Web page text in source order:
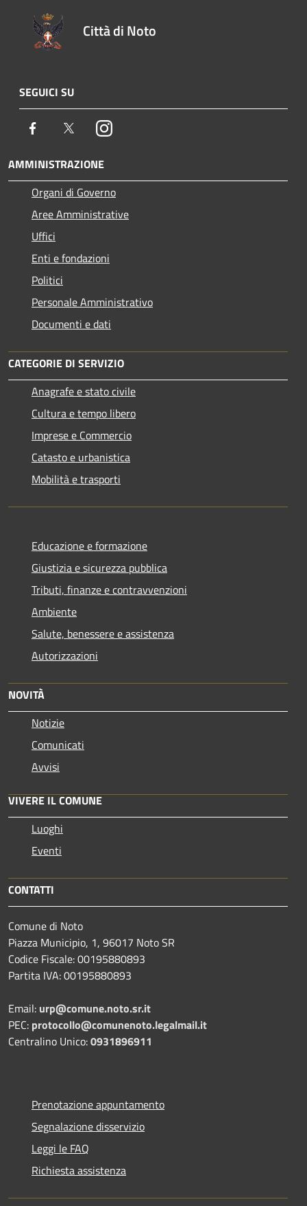
Città di Noto
SEGUICI SU
Facebook TwitterInstagram
AMMINISTRAZIONE
Organi di Governo
Aree Amministrative
Uffici
Enti e fondazioni
Politici
Personale Amministrativo
Documenti e dati
CATEGORIE DI SERVIZIO
Anagrafe e stato civile
Cultura e tempo libero
Imprese e Commercio
Catasto e urbanistica
Mobilità e trasporti
Educazione e formazione
Giustizia e sicurezza pubblica
Tributi, finanze e contravvenzioni
Ambiente
Salute, benessere e assistenza
Autorizzazioni
NOVITÀ
Notizie
Comunicati
Avvisi
VIVERE IL COMUNE
Luoghi
Eventi
CONTATTI
Comune di Noto
Piazza Municipio, 1, 96017 Noto SR
Codice Fiscale: 00195880893
Partita IVA: 00195880893
Email: urp@comune.noto.sr.it
PEC: protocollo@comunenoto.legalmail.it
Centralino Unico:0931896911
Prenotazione appuntamento
Segnalazione disservizio
Leggi le FAQ
Richiesta assistenza